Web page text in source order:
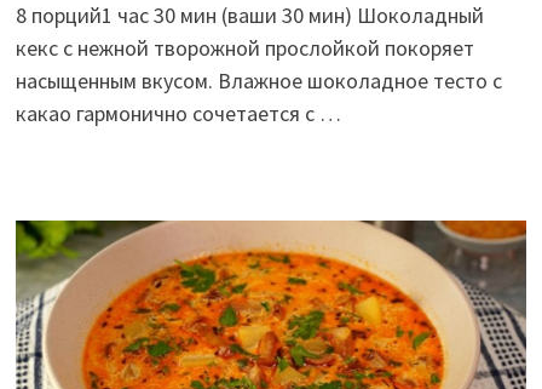
8 порций1 час 30 мин (ваши 30 мин) Шоколадный
кекс с нежной творожной прослойкой покоряет
насыщенным вкусом. Влажное шоколадное тесто с
какао гармонично сочетается с …